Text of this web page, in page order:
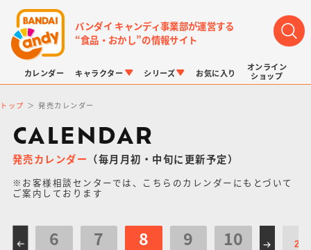
バンダイ キャンディ事業部が運営する
“食品・おかし”の情報サイト
カレンダー キャラクター
LINK TRAVELERS プリキュアシリーズ ドラゴンボール
シリーズ
チョコボックス チョコサプ ポケモンキッズ
お気に入り
オンライン
ショップ
トップ 発売カレンダー
CALENDAR
発売カレンダー （毎月月初・中旬に更新予定）
※お客様相談センターでは、こちらのカレンダーにもとづいて
ご案内しております
6 7 8 9 10